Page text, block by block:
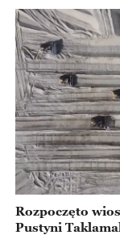
Rozpoczęto
Pustyni